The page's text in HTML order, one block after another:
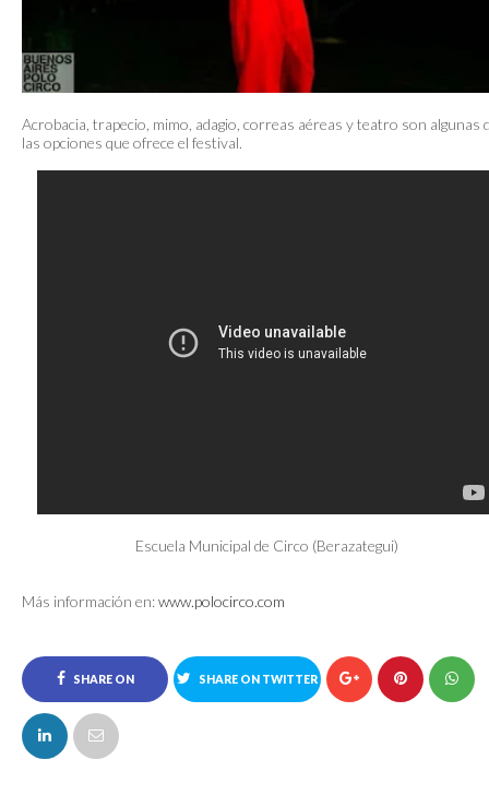
Acrobacia, trapecio, mimo, adagio, correas aéreas y teatro son algunas
las opciones que ofrece el festival.
Escuela Municipal de Circo (Berazategui)
Más información en:www.polocirco.com
SHARE ON
FACEBOOK
SHARE ON TWITTER